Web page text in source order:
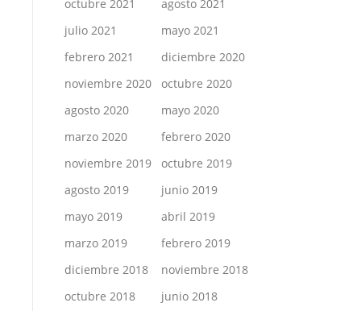
octubre 2021
agosto 2021
julio 2021
mayo 2021
febrero 2021
diciembre 2020
noviembre 2020
octubre 2020
agosto 2020
mayo 2020
marzo 2020
febrero 2020
noviembre 2019
octubre 2019
agosto 2019
junio 2019
mayo 2019
abril 2019
marzo 2019
febrero 2019
diciembre 2018
noviembre 2018
octubre 2018
junio 2018